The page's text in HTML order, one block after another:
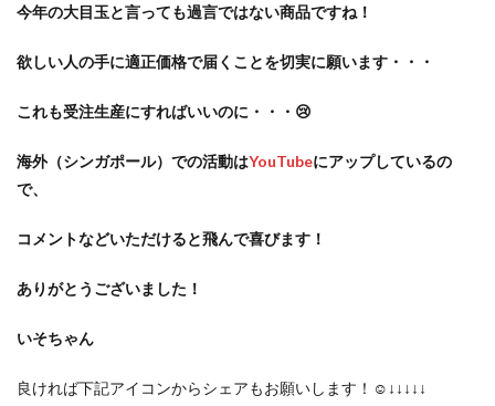
今年の大目玉と言っても過言ではない商品ですね！
欲しい人の手に適正価格で届くことを切実に願います・・・
これも受注生産にすればいいのに・・・😢
海外（シンガポール）での活動はYouTubeにアップしているの
で、
コメントなどいただけると飛んで喜びます！
ありがとうございました！
いそちゃん
良ければ下記アイコンからシェアもお願いします！☺️↓↓↓↓↓